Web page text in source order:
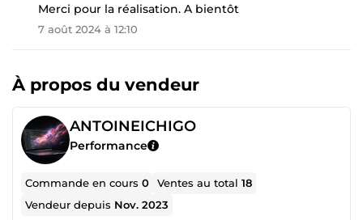
Merci pour la réalisation. A bientôt
7 août 2024 à 12:10
À propos du vendeur
ANTOINEICHIGO
Performance
Commande en cours0 Ventes au total18
Vendeur depuis Nov. 2023